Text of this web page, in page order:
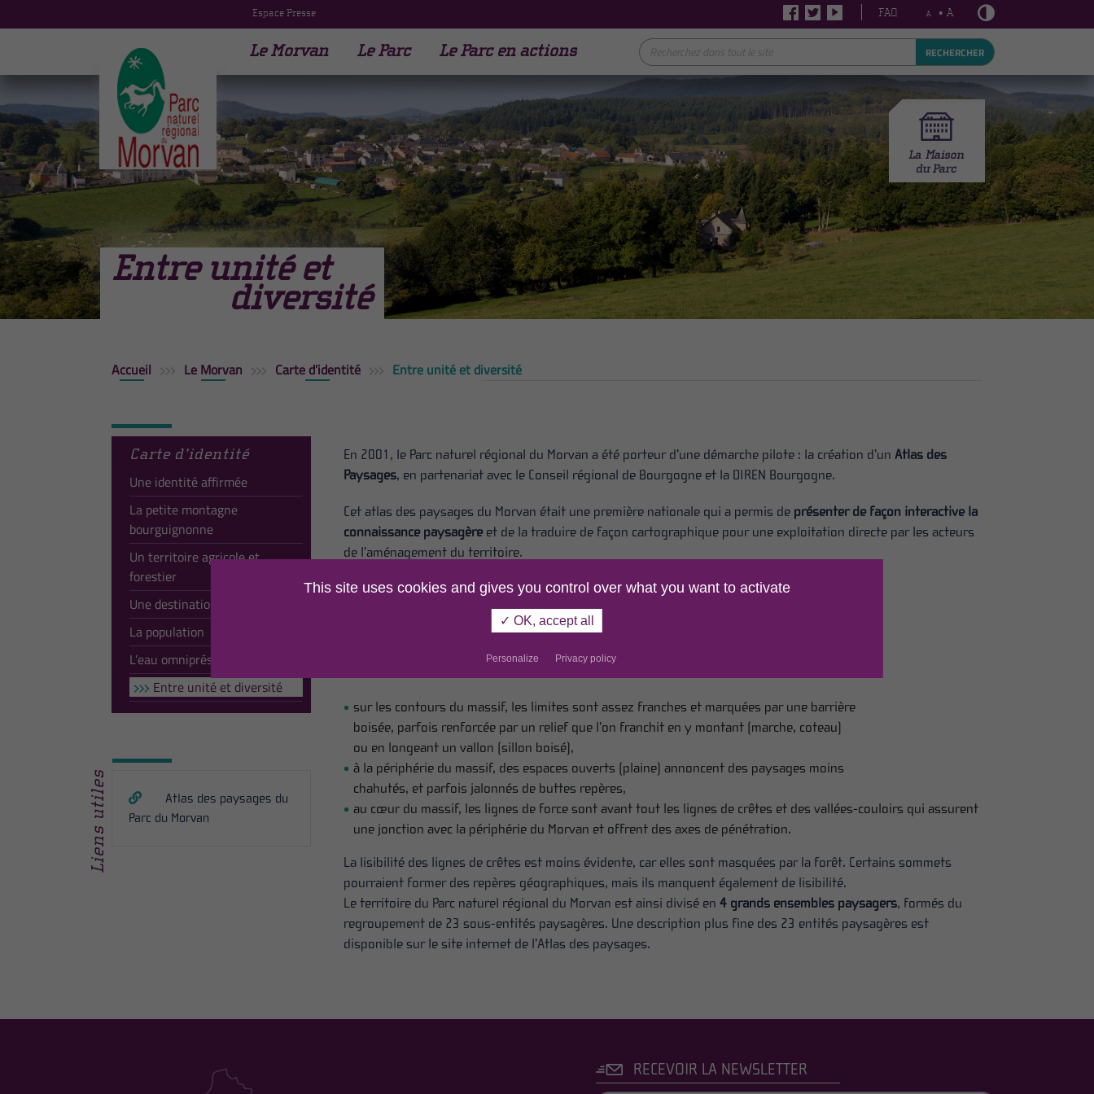
Espace Presse FAQ A • A
Le Morvan Le Parc Le Parc en actions RECHERCHER
Entre unité et
diversité
Accueil Le Morvan Carte d’identité Entre unité et diversité
Carte d’identité
Une identité affirmée
La petite montagne
bourguignonne
Un territoire agricole et
forestier
Une destination touristique
La population
L’eau omniprésente
Entre unité et diversité
Liens utiles
Atlas des paysages du
Parc du Morvan
En 2001, le Parc naturel régional du Morvan a été porteur d’une démarche pilote : la création d’un Atlas des
Paysages, en partenariat avec le Conseil régional de Bourgogne et la DIREN Bourgogne.
Cet atlas des paysages du Morvan était une première nationale qui a permis de présenter de façon interactive la
connaissance paysagèreet de la traduire de façon cartographique pour une exploitation directe par les acteurs
de l’aménagement du territoire.
tous les travaux touchant au paysage. La délimitation de quatre grands ensembles paysagers
repose sur les lignes de force du paysage, qui sont des points de repère, principalement
issus des événements du relief, et accentués par une occupation du sol homogène.
sur les contours du massif, les limites sont assez franches et marquées par une barrière
boisée, parfois renforcée par un relief que l’on franchit en y montant (marche, coteau)
ou en longeant un vallon (sillon boisé),
à la périphérie du massif, des espaces ouverts (plaine) annoncent des paysages moins
chahutés, et parfois jalonnés de buttes repères,
au cœur du massif, les lignes de force sont avant tout les lignes de crêtes et des vallées-couloirs qui assurent
une jonction avec la périphérie du Morvan et offrent des axes de pénétration.
La lisibilité des lignes de crêtes est moins évidente, car elles sont masquées par la forêt. Certains sommets
pourraient former des repères géographiques, mais ils manquent également de lisibilité.
Le territoire du Parc naturel régional du Morvan est ainsi divisé en 4 grands ensembles paysagers, formés du
regroupement de 23 sous-entités paysagères. Une description plus fine des 23 entités paysagères est
disponible sur le site internet de l’Atlas des paysages.
RECEVOIR LA NEWSLETTER
This site uses cookies and gives you control over what you want to activate
✓ OK, accept all
Personalize Privacy policy